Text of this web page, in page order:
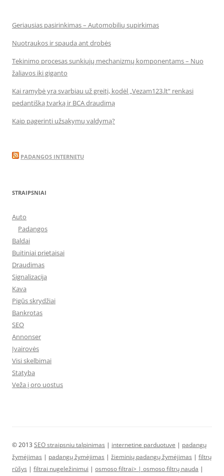
Geriausias pasirinkimas – Automobilių supirkimas
Nuotraukos ir spauda ant drobės
Tekinimo procesas sunkiųjų mechanizmų komponentams – Nuo
žaliavos iki giganto
Kai ramybė yra svarbiau už greitį, kodėl „Vezam123.lt“ renkasi
pedantišką tvarką ir BCA draudimą
Kaip pagerinti užsakymų valdymą?
PADANGOS INTERNETU
STRAIPSNIAI
Auto
Padangos
Baldai
Buitiniai prietaisai
Draudimas
Signalizacija
Kava
Pigūs skrydžiai
Bankrotas
SEO
Annonser
Įvairovės
Visi skelbimai
Statyba
Veža į oro uostus
© 2013 SEO straipsniu talpinimas | internetine parduotuve | padangų
žymėjimas | padangų žymėjimas | žieminių padangų žymėjimas | filtrų
rūšys | filtrai nugeležinimui | osmoso filtrai> | osmoso filtrų nauda |